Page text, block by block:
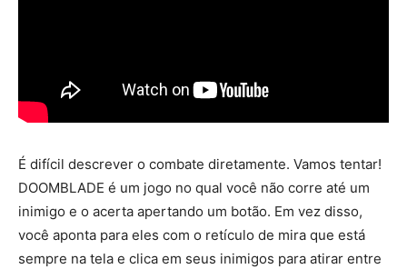
É difícil descrever o combate diretamente. Vamos tentar!
DOOMBLADE é um jogo no qual você não corre até um
inimigo e o acerta apertando um botão. Em vez disso,
você aponta para eles com o retículo de mira que está
sempre na tela e clica em seus inimigos para atirar entre